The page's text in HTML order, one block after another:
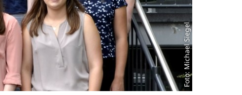
Foto: Michael Siegel